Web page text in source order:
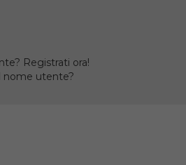
Registrati ora!
nome utente?